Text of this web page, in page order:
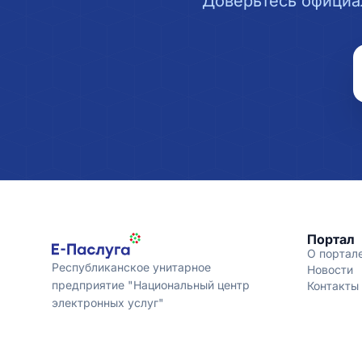
Республиканское унитарное
предприятие "Национальный центр
электронных услуг"
Портал
О
Новости
Контакты